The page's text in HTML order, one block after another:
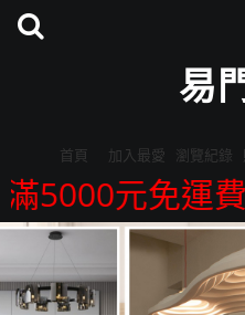
易
首頁 加入最愛 瀏覽紀錄
5000元免運費